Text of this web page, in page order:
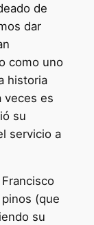
de
dar
como uno
historia
veces es
su
servicio a
(que
su